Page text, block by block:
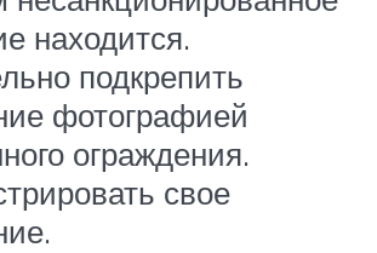
находится.
подкрепить
фотографией
ограждения.
свое